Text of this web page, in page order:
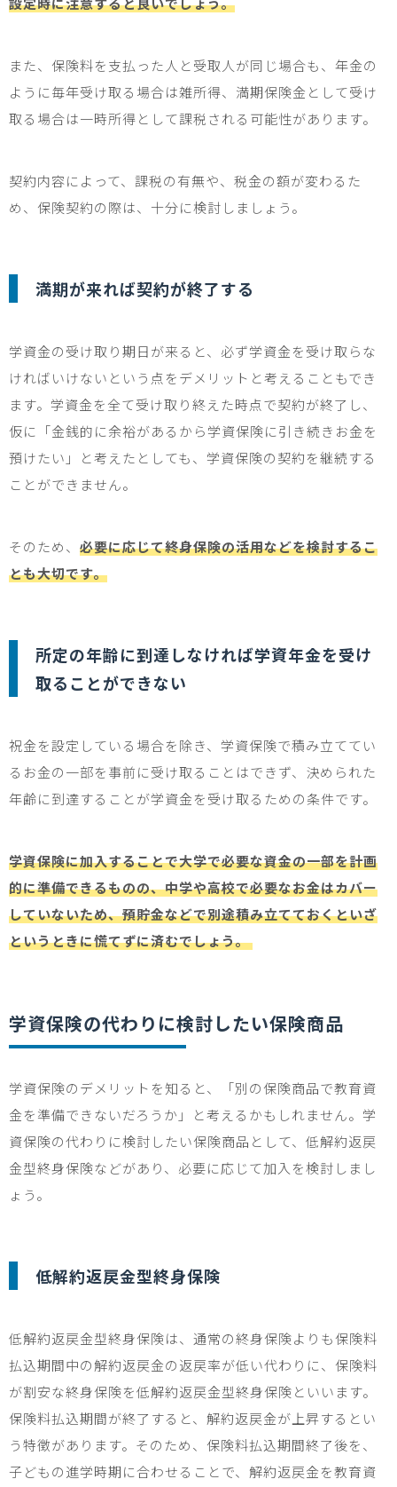
また、保険料を支払った人と 受取人が同じ場合も、年金の
ように毎年受け取る場合は雑所得、満期保険金として受け
取る場合は一時所得として課税される可能性があります。
契約内容によって、課税の有無や、税金の額が変わるた
め、保険契約の際は、 十分に検討しましょう。
満期が来れば契約が終了する
学資金の受け取り期日が来ると、必ず学資金を受け取らな
ければいけないという点をデメリットと考えることもでき
ます。学資金を全て受け取り終えた時点で契約が終了し、
仮に「金銭的に余裕があるから学資保険に引き続きお金を
預けたい」と考えたとしても、学資保険の契約を継続する
ことができません。
そのため、 必要に応じて終身保険の活用などを検討するこ
とも大切です。
所定の年齢に到達しなければ学資年金を受け
取ることができない
祝金を設定している場合を除き、学資保険で積み立ててい
るお金の一部を事前に受け取ることはできず、決められた
年齢に到達することが学資金を受け取るための条件です。
学資保険に加入することで大学で必要な資金の一部を計画
的に準備できるものの、中学や高校で必要なお金はカバー
していないため、預貯金などで別途積み立てておくといざ
というときに慌てずに済むでしょう。
学資保険の代わりに検討したい保険商品
学資保険のデメリットを知ると、「別の保険商品で教育資
金を準備できないだろうか」と考えるかもしれません。学
資保険の代わりに検討したい保険商品として、低解約返戻
金型終身保険などがあり、必要に応じて加入を検討しまし
ょう。
低解約返戻金型終身保険
低解約返戻金型終身保険は、 通常の終身保険よりも保険料
払込期間中の解約返戻金の返戻率が低い代わりに、保険料
が割安な終身保険を低解約返戻金型終身保険といいます。
保険料払込期間が終了すると、解約返戻金が上昇するとい
う特徴がありま す。 そのため、保険料払込期間終了後を、
子どもの進学時期に合わせることで、解約返戻金を教育資